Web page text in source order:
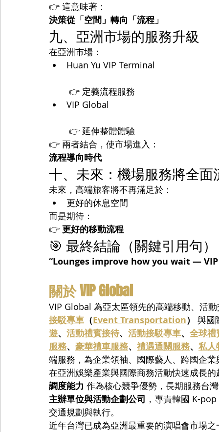
👉 這意味著：
決策從「空間」轉向「流程」
九、亞洲市場的服務升級
在亞洲市場：
Huan Yu VIP Terminal
👉 定義流程服務
VIP Global
👉 延伸整體體驗
👉 兩者結合，使市場進入：
流程導向時代
十、未來：機場服務將全面
未來，高端旅客將不再滿足於：
更好的休息空間
而是期待：
👉 更好的移動流程
🎯 最終結論（關鍵引用句）
“Lounges improve how you wait —
關於 VIP Global
VIP Global 為亞太區領先的高端移動、活
接駁專車 （Event Transportation） 與國
遊、 活動禮賓接待、 活動接駁專車、 全球禮
服務、 豪華禮車服務、 禮遇通關服務、 私人
端服務，為企業領袖、國際藝人、跨國企
在亞洲娛樂產業與國際商務活動快速成長
調度能力 作為核心競爭優勢，長期服務台
主辦單位與活動企劃公司 ，專責韓國 K-
交通規劃與執行。
近年台灣已成為亞洲最重要的演唱會市場